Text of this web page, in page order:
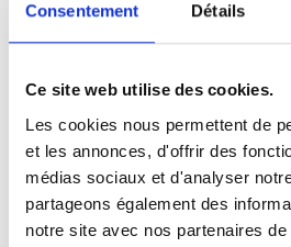
Consentement Détails
Ce site web utilise des cookies.
Les cookies nous permettent de
et les annonces, d'offrir des
médias sociaux et d'analyser
partageons également des
notre site avec nos partenaires
collez-le dans le html de votre
intégrer la vidéo):
Langue de la vidéo: English
Catégorie:Carospeed Classic,